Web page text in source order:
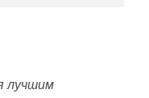
лучшим